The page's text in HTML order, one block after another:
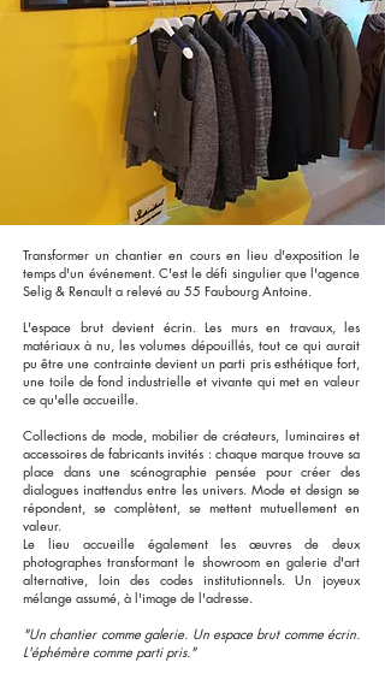
Transformer un chantier en cours en lieu d'exposition le
temps d'un événement. C'est le défi singulier que l'agence
Selig & Renault a relevé au 55 Faubourg Antoine.
L'espace brut devient écrin. Les murs en travaux, les
matériaux à nu, les volumes dépouillés, tout ce qui aurait
pu être une contrainte devient un parti pris esthétique fort,
une toile de fond industrielle et vivante qui met en valeur
ce qu'elle accueille.
Collections de mode, mobilier de créateurs, luminaires et
accessoires de fabricants invités : chaque marque trouve sa
place dans une scénographie pensée pour créer des
dialogues inattendus entre les univers. Mode et design se
répondent, se complètent, se mettent mutuellement en
valeur.
Le lieu accueille également les œuvres de deux
photographes transformant le showroom en galerie d'art
alternative, loin des codes institutionnels. Un joyeux
mélange assumé, à l'image de l'adresse.
"Un chantier comme galerie. Un espace brut comme écrin.
L'éphémère comme parti pris."